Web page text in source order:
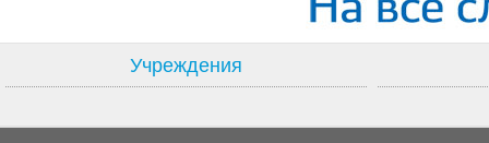
Учреждения